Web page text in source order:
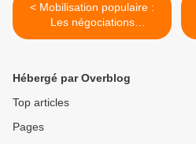
< Mobilisation populaire :
Les négociations
commencent ce jeudi 02
Hébergé par Overblog
Top articles
Pages